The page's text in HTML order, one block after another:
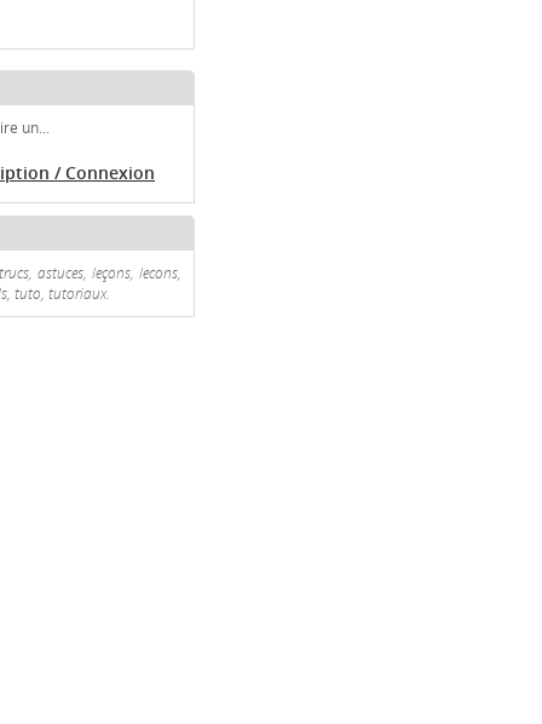
un...
/ Connexion
astuces, leçons, lecons,
tuto, tutoriaux.